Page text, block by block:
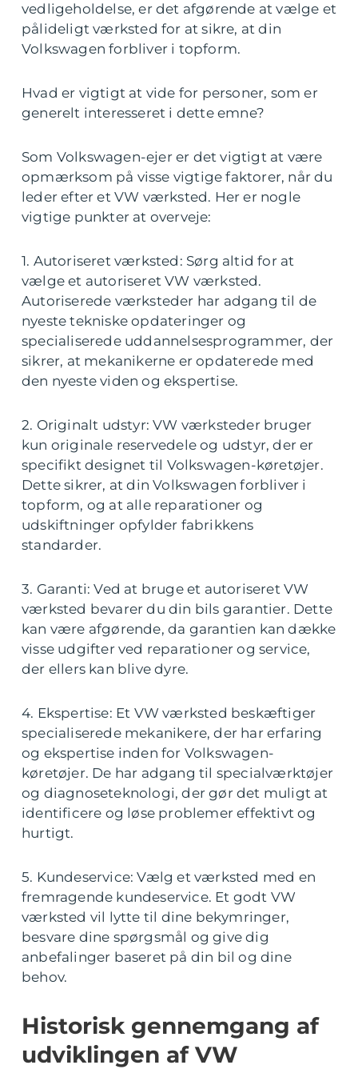
vedligeholdelse, er det afgørende at vælge et
pålideligt værksted for at sikre, at din
Volkswagen forbliver i topform.
Hvad er vigtigt at vide for personer, som er
generelt interesseret i dette emne?
Som Volkswagen-ejer er det vigtigt at være
opmærksom på visse vigtige faktorer, når du
leder efter et VW værksted. Her er nogle
vigtige punkter at overveje:
1. Autoriseret værksted: Sørg altid for at
vælge et autoriseret VW værksted.
Autoriserede værksteder har adgang til de
nyeste tekniske opdateringer og
specialiserede uddannelsesprogrammer, der
sikrer, at mekanikerne er opdaterede med
den nyeste viden og ekspertise.
2. Originalt udstyr: VW værksteder bruger
kun originale reservedele og udstyr, der er
specifikt designet til Volkswagen-køretøjer.
Dette sikrer, at din Volkswagen forbliver i
topform, og at alle reparationer og
udskiftninger opfylder fabrikkens
standarder.
3. Garanti: Ved at bruge et autoriseret VW
værksted bevarer du din bils garantier. Dette
kan være afgørende, da garantien kan dække
visse udgifter ved reparationer og service,
der ellers kan blive dyre.
4. Ekspertise: Et VW værksted beskæftiger
specialiserede mekanikere, der har erfaring
og ekspertise inden for Volkswagen-
køretøjer. De har adgang til specialværktøjer
og diagnoseteknologi, der gør det muligt at
identificere og løse problemer effektivt og
hurtigt.
5. Kundeservice: Vælg et værksted med en
fremragende kundeservice. Et godt VW
værksted vil lytte til dine bekymringer,
besvare dine spørgsmål og give dig
anbefalinger baseret på din bil og dine
behov.
Historisk gennemgang af
udviklingen af VW